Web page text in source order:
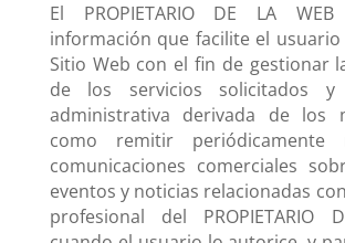
El PROPIETARIO DE LA
información que facilite el
Sitio Web con el fin de gestionar
de los servicios solicitados
administrativa derivada de los
como remitir periódicamente
comunicaciones comerciales
eventos y noticias relacionadas
profesional del PROPIETARIO